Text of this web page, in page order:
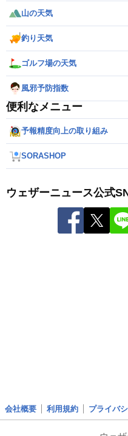
山の天気
釣り天気
ゴルフ場の天気
風邪予防指数
便利なメニュー
予報精度向上の取り組み
SORASHOP
ウェザーニュース公式
会社概要 利用規約 プライバ